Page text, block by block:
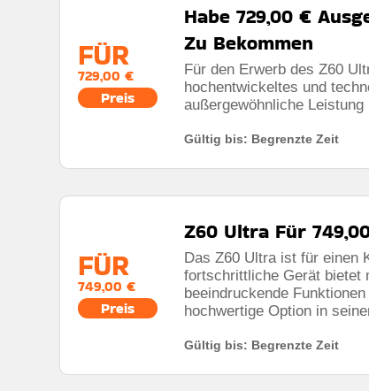
FÜR
729,00 €
Preis
Habe 729,00 €
Zu Bekommen
Für den Erwerb des Z60
hochentwickeltes und
außergewöhnliche
Gültig bis: Begrenzte Zeit
FÜR
749,00 €
Preis
Z60 Ultra Für
Das Z60 Ultra ist für einen
fortschrittliche Gerät bietet
beeindruckende
hochwertige Option in
Gültig bis: Begrenzte Zeit